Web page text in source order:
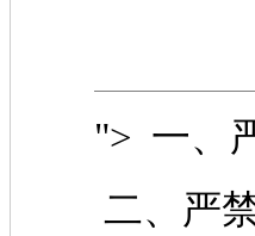
"> 一、
二、严